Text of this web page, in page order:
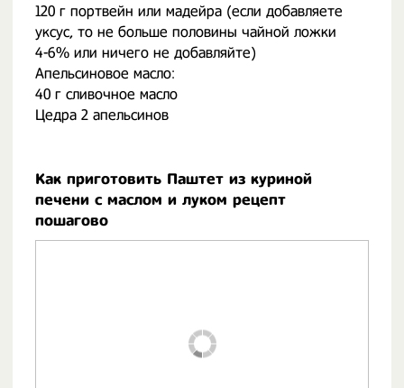
120 г портвейн или мадейра (если добавляете
уксус, то не больше половины чайной ложки
4-6% или ничего не добавляйте)
Апельсиновое масло:
40 г сливочное масло
Цедра 2 апельсинов
Как приготовить Паштет из куриной
печени с маслом и луком рецепт
пошагово